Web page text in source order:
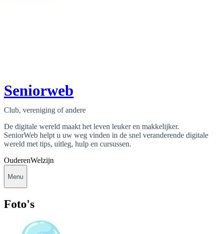
Seniorweb
Club, vereniging of andere
De digitale wereld maakt het leven leuker en makkelijker.
SeniorWeb helpt u uw weg vinden in de snel veranderende digitale
wereld met tips, uitleg, hulp en cursussen.
OuderenWelzijn
Menu
Foto's